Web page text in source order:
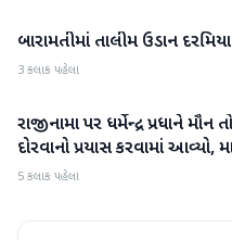
રાષ્ટ્રીય
બારામતીમાં તાલીમ ઉડાન
3 કલાક પહેલા
રાષ્ટ્રીય
રાજીનામા પર ધર્મેન્દ્ર પ્રધાને
દોરવાનો પ્રયાસ કરવામાં આવ્યો,
5 કલાક પહેલા